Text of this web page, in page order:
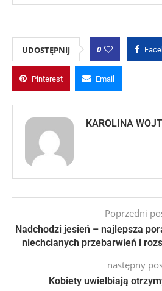
UDOSTĘPNIJ 0
Pinterest Email
KAROLINA
Poprzedni
Nadchodzi jesień – najlepsza
niechcianych przebarwień i
następny
Kobiety uwielbiają